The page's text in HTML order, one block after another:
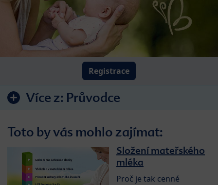
Registrace
Více z: Průvodce
Toto by vás mohlo zajímat:
Složení mateřského
mléka
Proč je tak cenné